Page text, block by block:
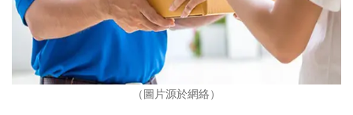
（圖片源於網絡）